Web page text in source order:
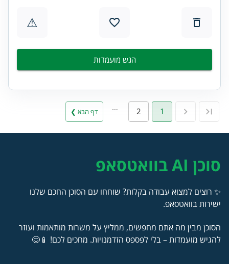
⚠
הגש מועמדות
1
2 דף הבא ❯
סוכן AI בוואטסאפ
✨ רוצים למצוא עבודה בקלות? שוחחו עם הסוכן החכם שלנו
ישירות בוואטסאפ.
הסוכן מבין מה אתם מחפשים, ממליץ על משרות מותאמות ועוזר
להגיש מועמדות – בלי לפספס הזדמנויות. מחכים לכם! 📱😊